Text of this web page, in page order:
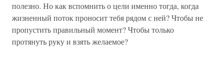
полезно. Но как вспомнить о цели именно тогда, когда
жизненный поток проносит тебя рядом с ней? Чтобы не
пропустить правильный момент? Чтобы только
протянуть руку и взять желаемое?